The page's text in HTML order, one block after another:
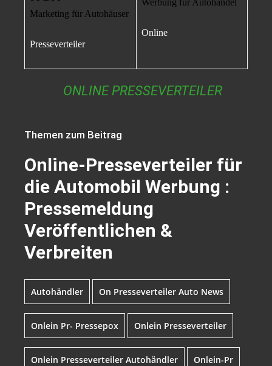
Marketing für Autohäuser
Presseverteiler
Werbung für Autohandel
Online
ONLINE PRESSEVERTEILER
Themen zum Beitrag
Online-Presseverteiler für
die Automobil Werbung :
Pressemeldung
Veröffentlichen &
Verbreiten
Autohändler On Presseverteiler Auto News
Onlein Pr- Pressepox Onlein Presseverteiler
Onlein Presseverteiler Autohändler Onlein-Pr